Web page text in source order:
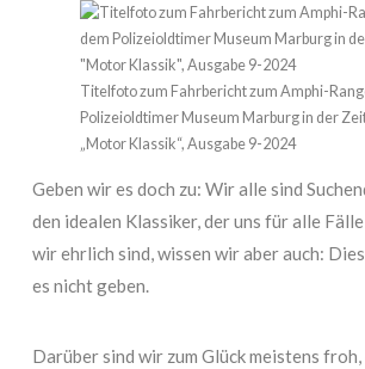
Titelfoto zum Fahrbericht zum Amphi-
Polizeioldtimer Museum Marburg in der
„Motor Klassik“, Ausgabe 9-2024
Geben wir es doch zu: Wir alle sind
den idealen Klassiker, der uns für alle
wir ehrlich sind, wissen wir aber auch:
es nicht geben.
Darüber sind wir zum Glück meistens